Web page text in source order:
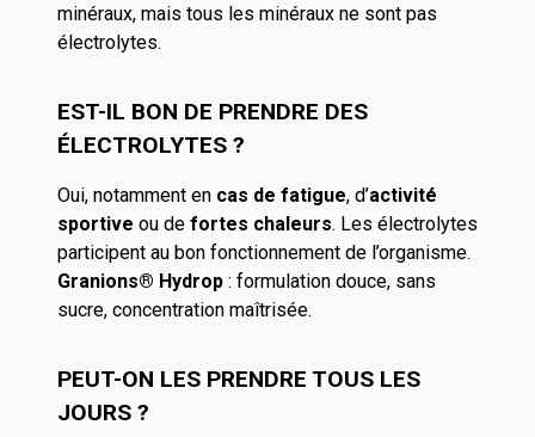
minéraux, mais tous les minéraux ne sont pas
électrolytes.
EST-IL BON DE PRENDRE DES
ÉLECTROLYTES ?
Oui, notamment en cas de fatigue, d’activité
sportive ou de fortes chaleurs. Les électrolytes
participent au bon fonctionnement de l’organisme.
Granions® Hydrop : formulation douce, sans
sucre, concentration maîtrisée.
PEUT-ON LES PRENDRE TOUS LES
JOURS ?